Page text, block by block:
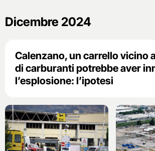
Dicembre 2024
Calenzano, un carrello vicino
di carburanti potrebbe aver
l’esplosione: l’ipotesi